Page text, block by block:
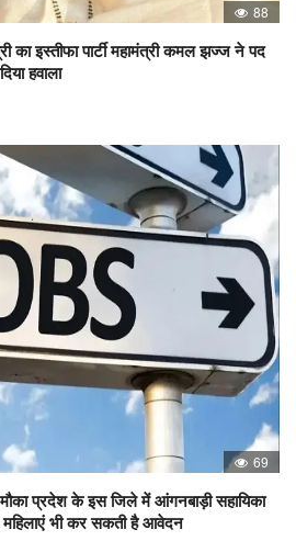
88
इस्तीफा पार्टी महामंत्री कमल झज्ज ने पद
हवाला
69
प्रदेश के इस जिले में आंगनबाड़ी सहायिका
महिलाएं भी कर सकती है आवेदन